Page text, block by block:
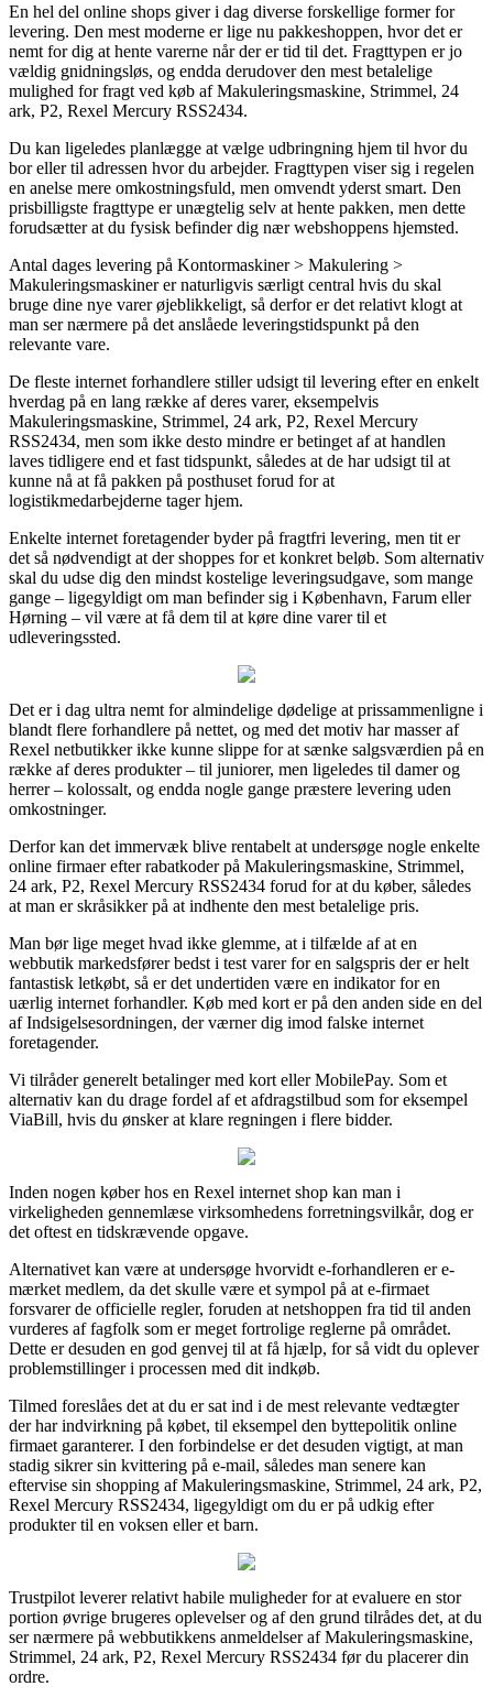
En hel del online shops giver i dag diverse forskellige former for
levering. Den mest moderne er lige nu pakkeshoppen, hvor det er
nemt for dig at hente varerne når der er tid til det. Fragttypen er jo
vældig gnidningsløs, og endda derudover den mest betalelige
mulighed for fragt ved køb af Makuleringsmaskine, Strimmel, 24
ark, P2, Rexel Mercury RSS2434.
Du kan ligeledes planlægge at vælge udbringning hjem til hvor du
bor eller til adressen hvor du arbejder. Fragttypen viser sig i regelen
en anelse mere omkostningsfuld, men omvendt yderst smart. Den
prisbilligste fragttype er unægtelig selv at hente pakken, men dette
forudsætter at du fysisk befinder dig nær webshoppens hjemsted.
Antal dages levering på Kontormaskiner > Makulering >
Makuleringsmaskiner er naturligvis særligt central hvis du skal
bruge dine nye varer øjeblikkeligt, så derfor er det relativt klogt at
man ser nærmere på det anslåede leveringstidspunkt på den
relevante vare.
De fleste internet forhandlere stiller udsigt til levering efter en enkelt
hverdag på en lang række af deres varer, eksempelvis
Makuleringsmaskine, Strimmel, 24 ark, P2, Rexel Mercury
RSS2434, men som ikke desto mindre er betinget af at handlen
laves tidligere end et fast tidspunkt, således at de har udsigt til at
kunne nå at få pakken på posthuset forud for at
logistikmedarbejderne tager hjem.
Enkelte internet foretagender byder på fragtfri levering, men tit er
det så nødvendigt at der shoppes for et konkret beløb. Som alternativ
skal du udse dig den mindst kostelige leveringsudgave, som mange
gange – ligegyldigt om man befinder sig i København, Farum eller
Hørning – vil være at få dem til at køre dine varer til et
udleveringssted.
Det er i dag ultra nemt for almindelige dødelige at prissammenligne i
blandt flere forhandlere på nettet, og med det motiv har masser af
Rexel netbutikker ikke kunne slippe for at sænke salgsværdien på en
række af deres produkter – til juniorer, men ligeledes til damer og
herrer – kolossalt, og endda nogle gange præstere levering uden
omkostninger.
Derfor kan det immervæk blive rentabelt at undersøge nogle enkelte
online firmaer efter rabatkoder på Makuleringsmaskine, Strimmel,
24 ark, P2, Rexel Mercury RSS2434 forud for at du køber, således
at man er skråsikker på at indhente den mest betalelige pris.
Man bør lige meget hvad ikke glemme, at i tilfælde af at en
webbutik markedsfører bedst i test varer for en salgspris der er helt
fantastisk letkøbt, så er det undertiden være en indikator for en
uærlig internet forhandler. Køb med kort er på den anden side en del
af Indsigelsesordningen, der værner dig imod falske internet
foretagender.
Vi tilråder generelt betalinger med kort eller MobilePay. Som et
alternativ kan du drage fordel af et afdragstilbud som for eksempel
ViaBill, hvis du ønsker at klare regningen i flere bidder.
Inden nogen køber hos en Rexel internet shop kan man i
virkeligheden gennemlæse virksomhedens forretningsvilkår, dog er
det oftest en tidskrævende opgave.
Alternativet kan være at undersøge hvorvidt e-forhandleren er e-
mærket medlem, da det skulle være et sympol på at e-firmaet
forsvarer de officielle regler, foruden at netshoppen fra tid til anden
vurderes af fagfolk som er meget fortrolige reglerne på området.
Dette er desuden en god genvej til at få hjælp, for så vidt du oplever
problemstillinger i processen med dit indkøb.
Tilmed foreslåes det at du er sat ind i de mest relevante vedtægter
der har indvirkning på købet, til eksempel den byttepolitik online
firmaet garanterer. I den forbindelse er det desuden vigtigt, at man
stadig sikrer sin kvittering på e-mail, således man senere kan
eftervise sin shopping af Makuleringsmaskine, Strimmel, 24 ark, P2,
Rexel Mercury RSS2434, ligegyldigt om du er på udkig efter
produkter til en voksen eller et barn.
Trustpilot leverer relativt habile muligheder for at evaluere en stor
portion øvrige brugeres oplevelser og af den grund tilrådes det, at du
ser nærmere på webbutikkens anmeldelser af Makuleringsmaskine,
Strimmel, 24 ark, P2, Rexel Mercury RSS2434 før du placerer din
ordre.